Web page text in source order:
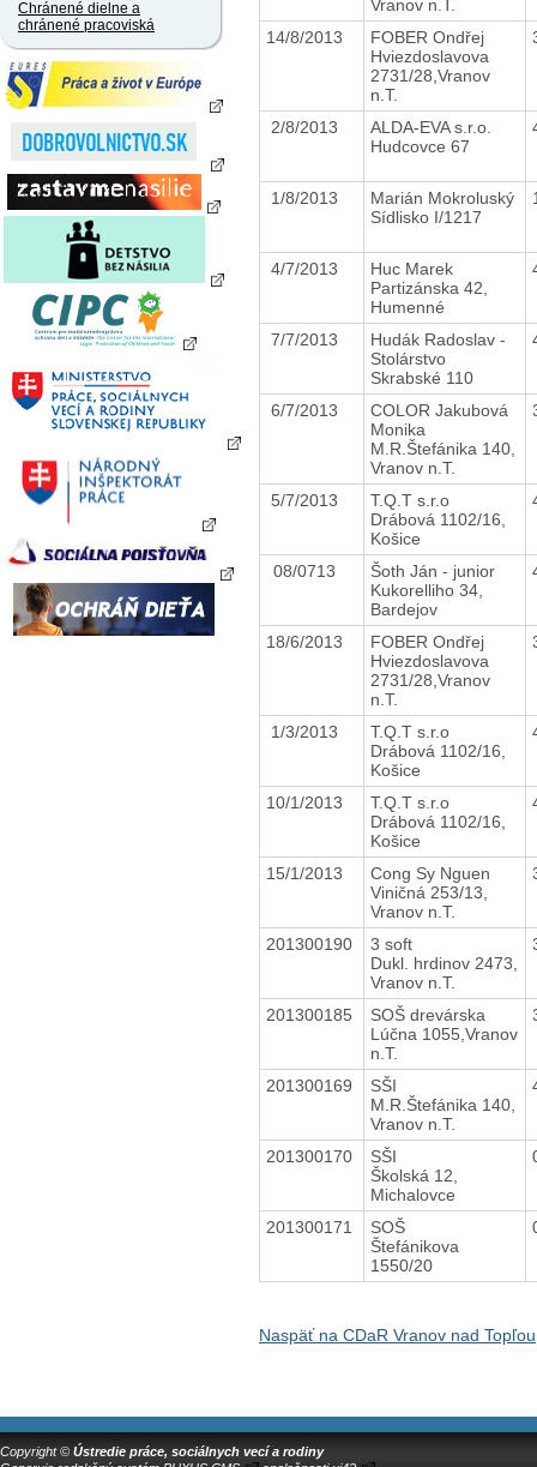
Chránené dielne a
chránené pracoviská
Vranov n.T.
14/8/2013
FOBER Ondřej
Hviezdoslavova
2731/28,Vranov
n.T.
2/8/2013
ALDA-EVA s.r.o.
Hudcovce 67
1/8/2013
Marián Mokroluský
Sídlisko I/1217
4/7/2013
Huc Marek
Partizánska 42,
Humenné
7/7/2013
Hudák Radoslav -
Stolárstvo
Skrabské 110
6/7/2013
COLOR Jakubová
Monika
M.R.Štefánika 140,
Vranov n.T.
5/7/2013
T.Q.T s.r.o
Drábová 1102/16,
Košice
08/0713
Šoth Ján - junior
Kukorelliho 34,
Bardejov
18/6/2013
FOBER Ondřej
Hviezdoslavova
2731/28,Vranov
n.T.
1/3/2013
T.Q.T s.r.o
Drábová 1102/16,
Košice
10/1/2013
T.Q.T s.r.o
Drábová 1102/16,
Košice
15/1/2013
Cong Sy Nguen
Viničná 253/13,
Vranov n.T.
201300190
3 soft
Dukl. hrdinov 2473,
Vranov n.T.
201300185
SOŠ drevárska
Lúčna 1055,Vranov
n.T.
201300169
SŠI
M.R.Štefánika 140,
Vranov n.T.
201300170
SŠI
Školská 12,
Michalovce
201300171
SOŠ
Štefánikova
1550/20
Naspäť na CDaR Vranov nad
Copyright © Ústredie práce, sociálnych vecí a rodiny